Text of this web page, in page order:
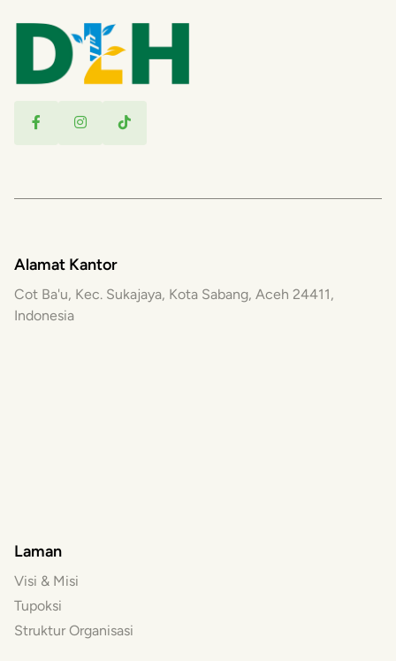
Alamat Kantor
Cot Ba'u, Kec. Sukajaya, Kota Sabang, Aceh 24411,
Indonesia
Laman
Visi & Misi
Tupoksi
Struktur Organisasi